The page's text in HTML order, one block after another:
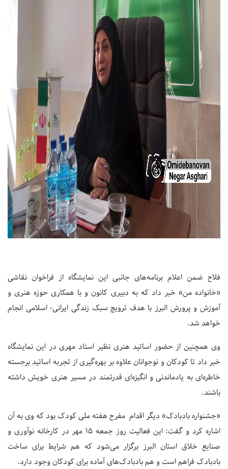
فلاح ضمن اعلام برنامه‌های جانبی این نمایشگاه از فراخوان نقاشی
«خانواده من» خبر داد که به دبیری کانون و با همکاری حوزه هنری و
آموزش و پرورش البرز با هدف ترویج سبک زندگی ایرانی- اسلامی انجام
خواهد شد.
وی همچنین از حضور اساتید هنری نظیر استاد مهری در این نمایشگاه
خبر داد تا کودکان و نوجوانان علاوه بر بهره‌گیری از تجربه اساتید برجسته
خاطره‌ای به یادماندنی و انگیزه‌ای قدرتمند در مسیر هنری خویش داشته
باشند.
«جشنواره بادبادک» دیگر اقدام مفرح هفته ملی کودک بود که وی به آن
اشاره کرد و گفت: این فعالیت روز جمعه 15 مهر در کارخانه نوآوری و
صنایع خلاق استان البرز برگزار می‌شود که هم شرایط برای ساخت
بادبادک فراهم است و هم بادبادک‌های آماده برای کودکان وجود دارد.